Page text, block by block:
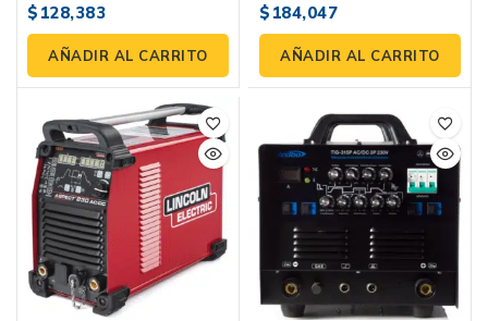
0
fuera
5
$ 128,383
AÑADIR AL CARRITO
0
fuera
5
$ 184,047
AÑADIR AL CARRITO